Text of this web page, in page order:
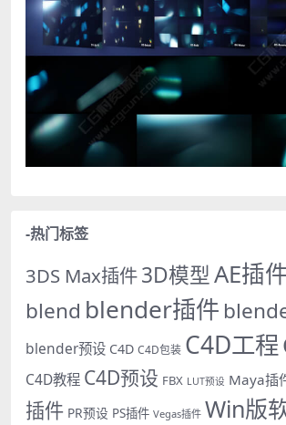
-热门标签
3DS Max插件3D模型AE插
blend blender插件
blender预设 C4D C4D包装 C4D工程
C4D教程 C4D预设 FBX LUT预设 Maya插
插件 PR预设 PS插件 Vegas插件 Win版